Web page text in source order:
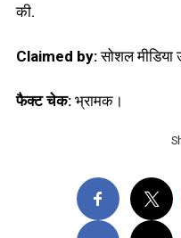
की.
Claimed by:सोशल मीडिया
फैक्ट चेक:भ्रामक।